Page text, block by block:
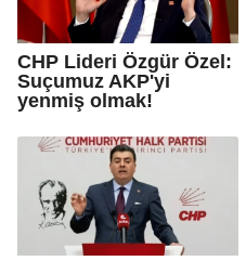
CHP Lideri Özgür Özel:
Suçumuz AKP'yi
yenmiş olmak!